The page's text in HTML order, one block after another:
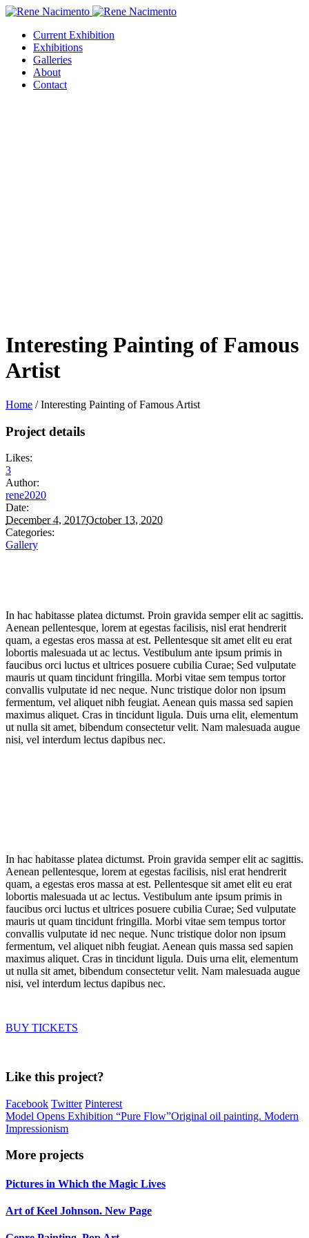
Current Exhibition
Exhibitions
Galleries
About
Contact
Interesting Painting of Famous
Artist
Home /Interesting Painting of Famous Artist
Project details
Likes:
3
Author:
rene2020
Date:
December 4, 2017October 13, 2020
Categories:
Gallery
In hac habitasse platea dictumst. Proin gravida semper elit ac sagittis.
Aenean pellentesque, lorem at egestas facilisis, nisl erat hendrerit
quam, a egestas eros massa at est. Pellentesque sit amet elit eu erat
lobortis malesuada ut ac lectus. Vestibulum ante ipsum primis in
faucibus orci luctus et ultrices posuere cubilia Curae; Sed vulputate
mauris ut quam tincidunt fringilla. Morbi vitae sem tempus tortor
convallis vulputate id nec neque. Nunc tristique dolor non ipsum
fermentum, vel aliquet nibh feugiat. Aenean quis massa sed sapien
maximus aliquet. Cras in tincidunt ligula. Duis urna elit, elementum
ut nulla sit amet, bibendum consectetur velit. Nam malesuada augue
nisi, vel interdum lectus dapibus nec.
In hac habitasse platea dictumst. Proin gravida semper elit ac sagittis.
Aenean pellentesque, lorem at egestas facilisis, nisl erat hendrerit
quam, a egestas eros massa at est. Pellentesque sit amet elit eu erat
lobortis malesuada ut ac lectus. Vestibulum ante ipsum primis in
faucibus orci luctus et ultrices posuere cubilia Curae; Sed vulputate
mauris ut quam tincidunt fringilla. Morbi vitae sem tempus tortor
convallis vulputate id nec neque. Nunc tristique dolor non ipsum
fermentum, vel aliquet nibh feugiat. Aenean quis massa sed sapien
maximus aliquet. Cras in tincidunt ligula. Duis urna elit, elementum
ut nulla sit amet, bibendum consectetur velit. Nam malesuada augue
nisi, vel interdum lectus dapibus nec.
BUY TICKETS
Like this project?
Facebook Twitter Pinterest
Model Opens Exhibition “Pure Flow”Original oil painting. Modern
Impressionism
More projects
Pictures in Which the Magic Lives
Art of Keel Johnson. New Page